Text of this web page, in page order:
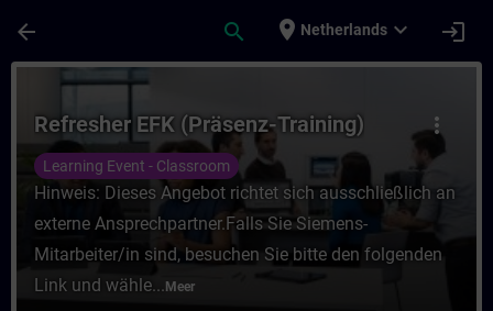
arrow_back search place Netherlands expand_more login
Cursus - Refresher EFK (Präsenz-
more_vert
Refresher EFK (Präsenz-Training)
Learning Event - Classroom
Hinweis: Dieses Angebot richtet sich ausschließlich an
externe Ansprechpartner.Falls Sie Siemens-
Mitarbeiter/in sind, besuchen Sie bitte den folgenden
Link und wähle... Meer